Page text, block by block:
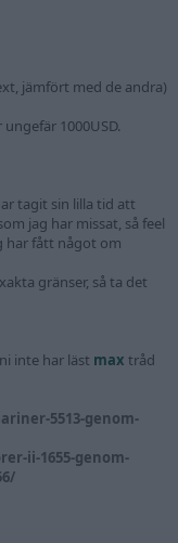
jämfört med de andra)
1000USD.
tagit sin lilla tid att
jag har missat, så feel
har fått något om
gränser, så ta det
inte har läst max tråd
5513-genom-
ii-1655-genom-